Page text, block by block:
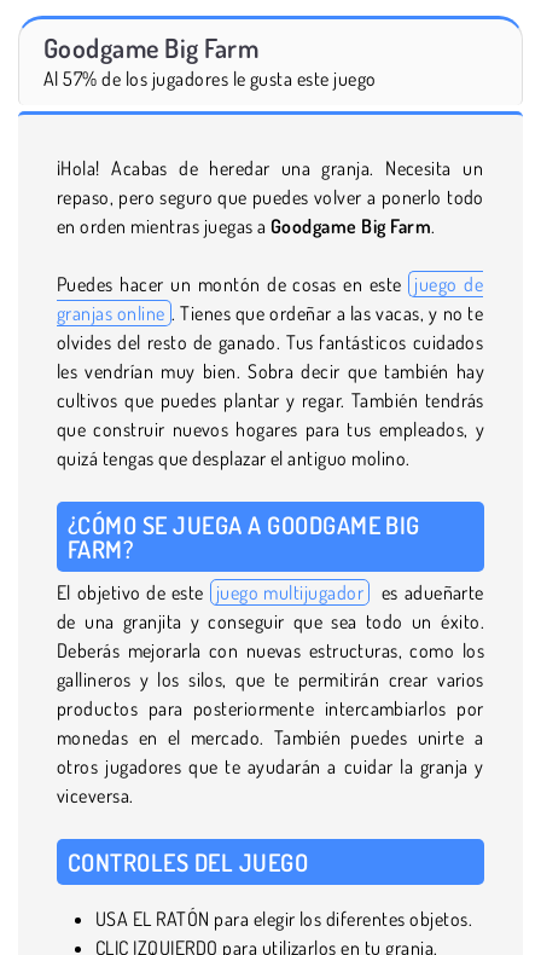
Goodgame Big Farm
Al 57% de los jugadores le gusta este juego
¡Hola! Acabas de heredar una granja. Necesita un
repaso, pero seguro que puedes volver a ponerlo todo
en orden mientras juegas a Goodgame Big Farm.
Puedes hacer un montón de cosas en este juego de
granjas online . Tienes que ordeñar a las vacas, y no te
olvides del resto de ganado. Tus fantásticos cuidados
les vendrían muy bien. Sobra decir que también hay
cultivos que puedes plantar y regar. También tendrás
que construir nuevos hogares para tus empleados, y
quizá tengas que desplazar el antiguo molino.
¿CÓMO SE JUEGA A GOODGAME BIG
FARM?
El objetivo de este juego multijugador
es adueñarte
de una granjita y conseguir que sea todo un éxito.
Deberás mejorarla con nuevas estructuras, como los
gallineros y los silos, que te permitirán crear varios
productos para posteriormente intercambiarlos por
monedas en el mercado. También puedes unirte a
otros jugadores que te ayudarán a cuidar la granja y
viceversa.
CONTROLES DEL JUEGO
USA EL RATÓN para elegir los diferentes objetos.
CLIC IZQUIERDO para utilizarlos en tu granja.